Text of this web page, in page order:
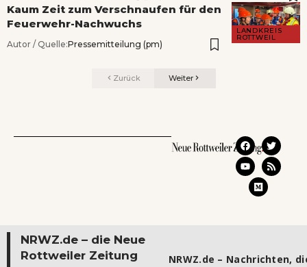
LANDKREIS
ROTTWEIL
Kaum Zeit zum Verschnaufen für den
Feuerwehr-Nachwuchs
Autor / Quelle:Pressemitteilung (pm)
Zurück Weiter
NRWZ.de – die Neue
Rottweiler Zeitung
NRWZ.de – Nachrichten,